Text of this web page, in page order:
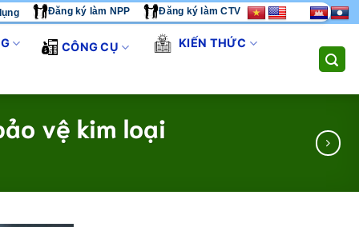
CẤP GIẢI PHÁP THI CÔNG TOÀN DIỆN. LIÊN HỆ HOTLINE/
Đăng ký làm NPP Đăng ký làm CTV
CÔNG CỤ KIẾN THỨC
vệ kim loại